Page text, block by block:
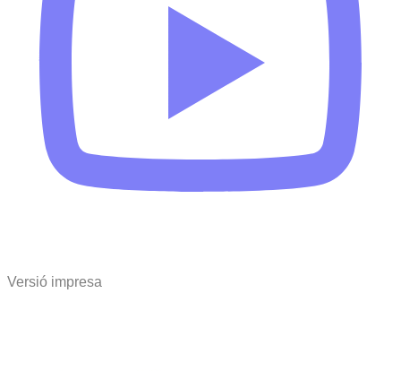
Versió impresa